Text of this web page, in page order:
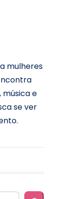
mulheres
música e
se ver